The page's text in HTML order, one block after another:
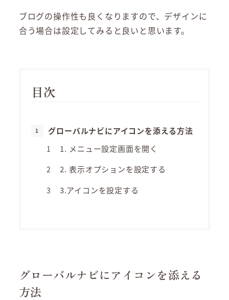
ブログの操作性も良くなりますので、デザインに
合う場合は設定してみると良いと思います。
目次
グローバルナビにアイコンを添える方法
1. メニュー設定画面を開く
2. 表示オプションを設定する
3.アイコンを設定する
グローバルナビにアイコンを添える
方法